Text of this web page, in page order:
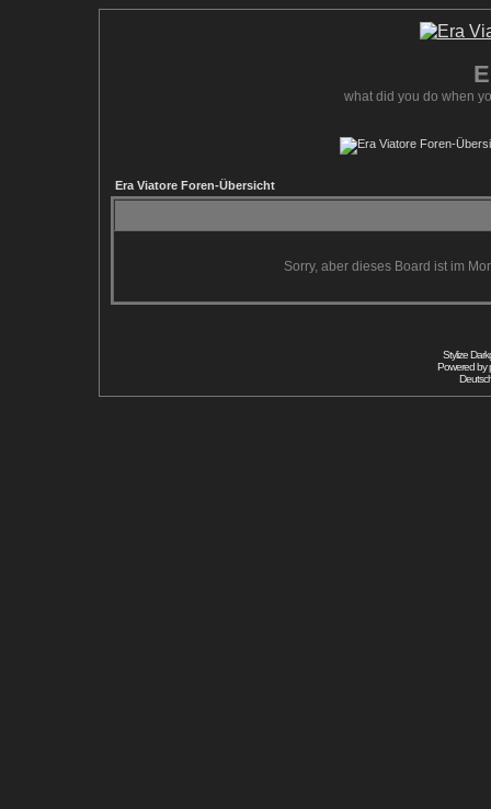
what did you do when
Era Viatore Foren-Übersicht
Sorry, aber dieses Board ist im
Stylize
Powered by